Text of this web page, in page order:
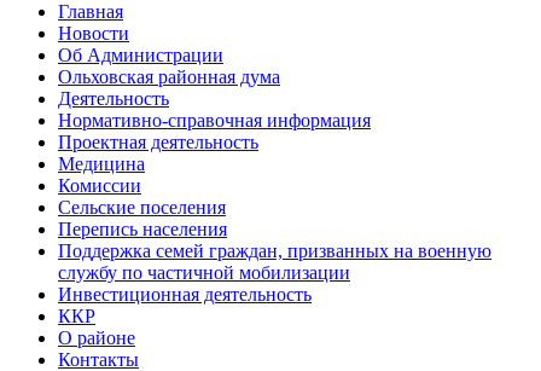
Главная
Новости
Об Администрации
Ольховская районная дума
Деятельность
Нормативно-справочная информация
Проектная деятельность
Медицина
Комиссии
Сельские поселения
Перепись населения
Поддержка семей граждан, призванных на военную
службу по частичной мобилизации
Инвестиционная деятельность
ККР
О районе
Контакты